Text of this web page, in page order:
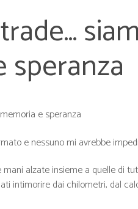
speranza
e speranza
e nessuno mi avrebbe
alzate insieme a quelle di
intimorire dai chilometri, dal